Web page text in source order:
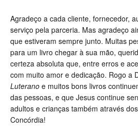
Agradeço a cada cliente, fornecedor,
serviço pela parceria. Mas agradeço
que estiveram sempre junto. Muitas
para um livro chegar à sua mão,
certeza absoluta que, entre erros e
com muito amor e dedicação. Rogo a
Luterano e muitos bons livros
das pessoas, e que Jesus continue
adultos e crianças também através
Concórdia!